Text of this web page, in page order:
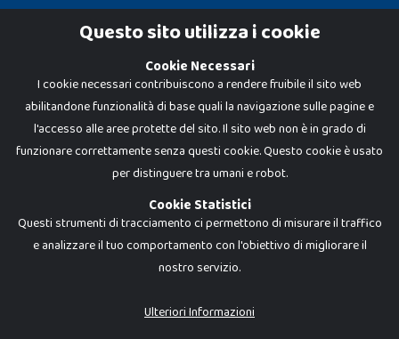
Cookie Policy
Dadi e Mattoncini è un brand di Giocabene Srl. Ogni riproduzione o utilizzo non
I prezzi e le promozioni pubblicate potrebbero differire da quanto esposto in
Questo sito utilizza i cookie
Cookie Necessari
I cookie necessari contribuiscono a rendere fruibile il sito web
abilitandone funzionalità di base quali la navigazione sulle pagine e
l'accesso alle aree protette del sito. Il sito web non è in grado di
funzionare correttamente senza questi cookie. Questo cookie è usato
per distinguere tra umani e robot.
Cookie Statistici
Questi strumenti di tracciamento ci permettono di misurare il traffico
e analizzare il tuo comportamento con l'obiettivo di migliorare il
nostro servizio.
Ulteriori Informazioni